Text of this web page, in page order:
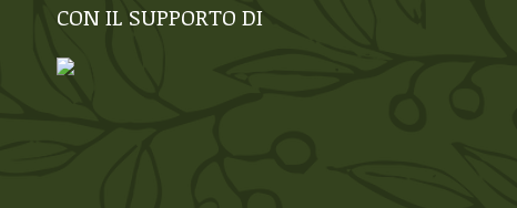
CON IL SUPPORTO DI